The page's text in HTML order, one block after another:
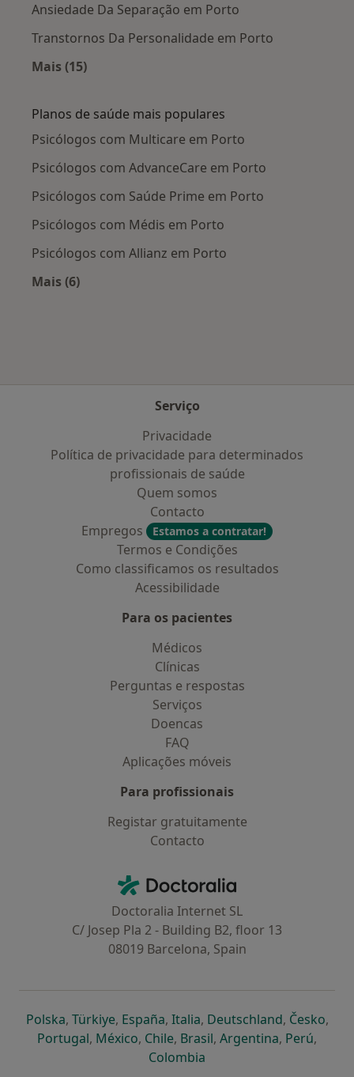
Ansiedade Da Separação em Porto
Transtornos Da Personalidade em Porto
Mais (15)
Planos de saúde mais populares
Psicólogos com Multicare em Porto
Psicólogos com AdvanceCare em Porto
Psicólogos com Saúde Prime em Porto
Psicólogos com Médis em Porto
Psicólogos com Allianz em Porto
Mais (6)
Serviço
Privacidade
Política de privacidade para determinados
profissionais de saúde
Quem somos
Contacto
Empregos
Estamos a contratar!
Termos e Condições
Como classificamos os resultados
Acessibilidade
Para os pacientes
Médicos
Clínicas
Perguntas e respostas
Serviços
Doencas
FAQ
Aplicações móveis
Para profissionais
Registar gratuitamente
Contacto
Doctoralia - Homepage
Doctoralia Internet SL
C/ Josep Pla 2 - Building B2, floor 13
08019 Barcelona, Spain
Polskaabre num novo separador
, Türkiyeabre num novo separador
, Españaabre num novo separador
, Italiaabre num novo
, Deutschlandabre num
, Česko,
Portugalabre num novo separador
, Méxicoabre num novo separador
, Chileabre num novo separador
, Brasilabre num novo
, Argentinaabre num
, Perúabre
,
Colombia